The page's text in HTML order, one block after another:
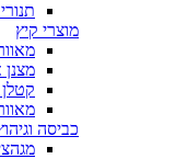
מוצרי קיץ
מצנן
כביסה